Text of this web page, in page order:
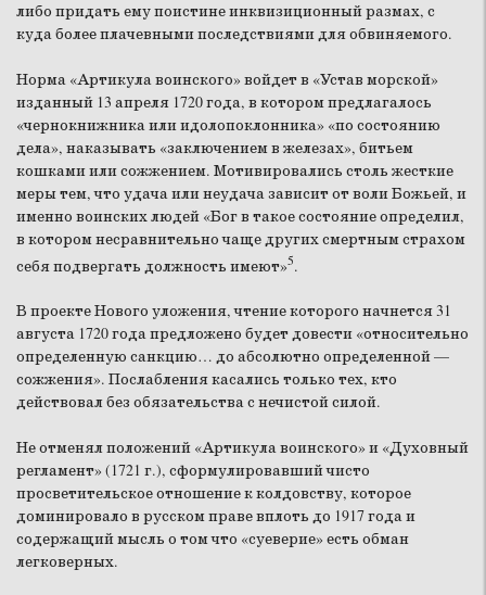
либо придать ему поистине инквизиционный размах, с
куда более плачевными последствиями для обвиняемого.
Норма «Артикула воинского» войдет в «Устав морской»
изданный 13 апреля 1720 года, в котором предлагалось
«чернокнижника или идолопоклонника» «по состоянию
дела», наказывать «заключением в железах», битьем
кошками или сожжением. Мотивировались столь жесткие
меры тем, что удача или неудача зависит от воли Божьей, и
именно воинских людей «Бог в такое состояние определил,
в котором несравнительно чаще других смертным страхом
себя подвергать должность имеют»5.
В проекте Нового уложения, чтение которого начнется 31
августа 1720 года предложено будет довести «относительно
определенную санкцию… до абсолютно определенной —
сожжения». Послабления касались только тех, кто
действовал без обязательства с нечистой силой.
Не отменял положений «Артикула воинского» и «Духовный
регламент» (1721 г.), сформулировавший чисто
просветительское отношение к колдовству, которое
доминировало в русском праве вплоть до 1917 года и
содержащий мысль о том что «суеверие» есть обман
легковерных.